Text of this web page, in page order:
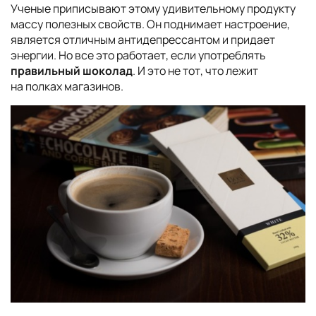
Ученые приписывают этому удивительному продукту
массу полезных свойств. Он поднимает настроение,
является отличным антидепрессантом и придает
энергии. Но все это работает, если употреблять
правильный шоколад. И это не тот, что лежит
на полках магазинов.